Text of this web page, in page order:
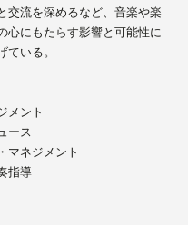
交流を深めるなど、音楽や楽
心にもたらす影響と可能性に
ている。
メント
ース
マネジメント
指導